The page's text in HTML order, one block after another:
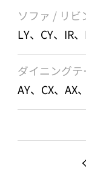
ソファ / リビ
LY、CY、IR
ダイニング
AY、CX、AX